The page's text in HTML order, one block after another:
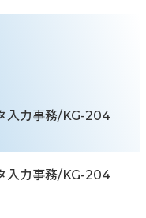
入力事務/KG-204
入力事務/KG-204